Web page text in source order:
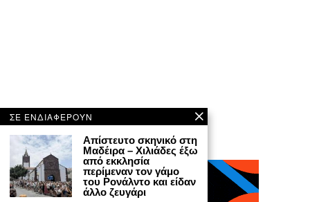
ΣΕ ΕΝΔΙΑΦΕΡΟΥΝ
Απίστευτο σκηνικό στη
Μαδέιρα – Χιλιάδες έξω
από εκκλησία
περίμεναν τον γάμο
του Ρονάλντο και είδαν
άλλο ζευγάρι